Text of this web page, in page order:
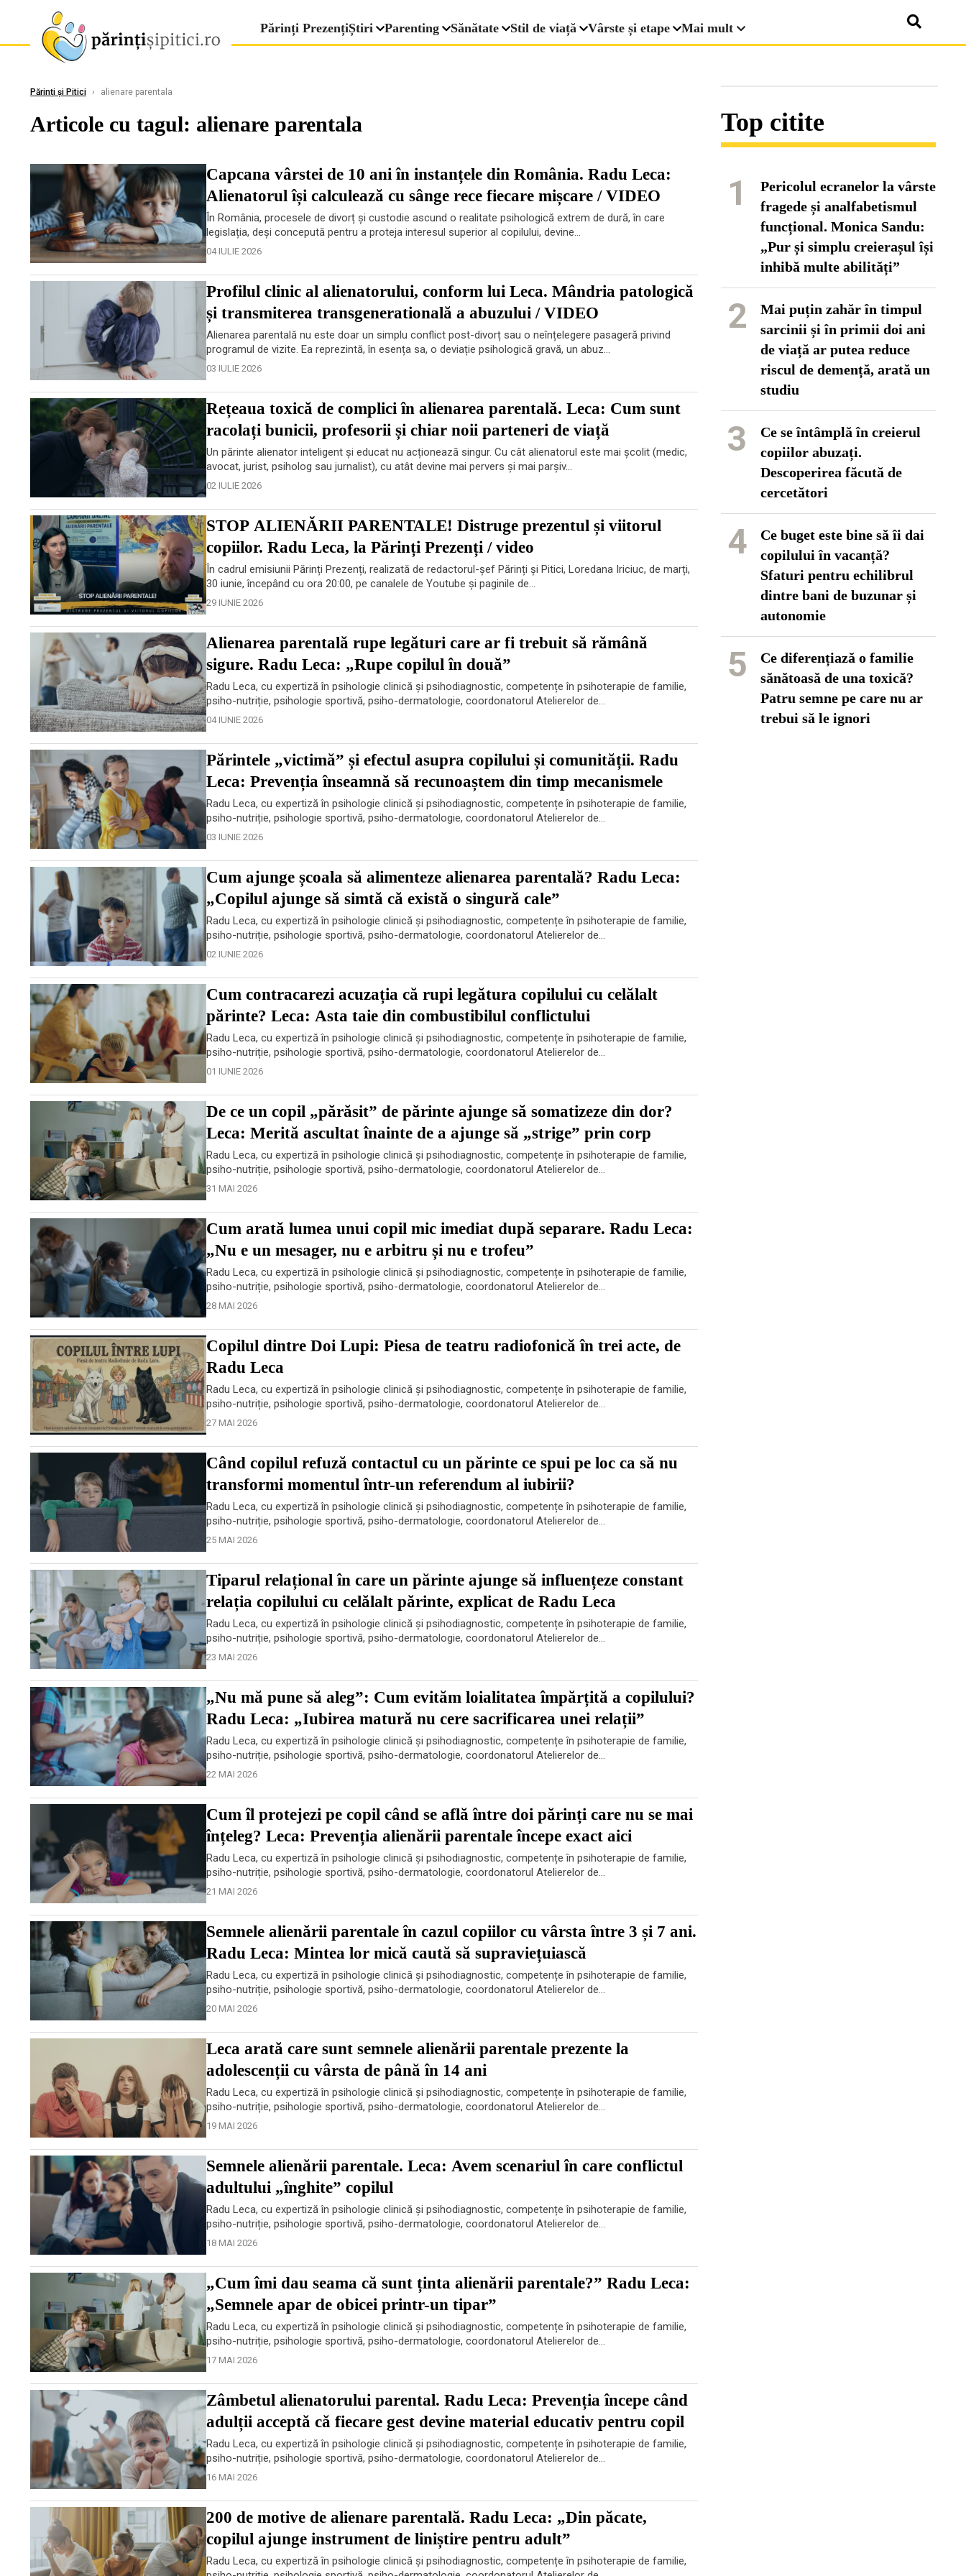
Părinți PrezențiȘtiri Parenting Sănătate Stil de viață Vârste și etape Mai mult
Părinți și Pitici › alienare parentala
Articole cu tagul: alienare parentala
Capcana vârstei de 10 ani în instanțele din România. Radu Leca:
Alienatorul își calculează cu sânge rece fiecare mișcare / VIDEO
În România, procesele de divorț și custodie ascund o realitate psihologică extrem de dură, în care
legislația, deși concepută pentru a proteja interesul superior al copilului, devine...
04 IULIE 2026
Profilul clinic al alienatorului, conform lui Leca. Mândria patologică
și transmiterea transgeneratională a abuzului / VIDEO
Alienarea parentală nu este doar un simplu conflict post-divorț sau o neînțelegere pasageră privind
programul de vizite. Ea reprezintă, în esența sa, o deviație psihologică gravă, un abuz...
03 IULIE 2026
Rețeaua toxică de complici în alienarea parentală. Leca: Cum sunt
racolați bunicii, profesorii și chiar noii parteneri de viață
Un părinte alienator inteligent și educat nu acționează singur. Cu cât alienatorul este mai școlit (medic,
avocat, jurist, psiholog sau jurnalist), cu atât devine mai pervers și mai parșiv...
02 IULIE 2026
STOP ALIENĂRII PARENTALE! Distruge prezentul și viitorul
copiilor. Radu Leca, la Părinți Prezenți / video
În cadrul emisiunii Părinți Prezenți, realizată de redactorul-șef Părinți și Pitici, Loredana Iriciuc, de marți,
30 iunie, începând cu ora 20:00, pe canalele de Youtube și paginile de...
29 IUNIE 2026
Alienarea parentală rupe legături care ar fi trebuit să rămână
sigure. Radu Leca: „Rupe copilul în două”
Radu Leca, cu expertiză în psihologie clinică și psihodiagnostic, competențe în psihoterapie de familie,
psiho-nutriție, psihologie sportivă, psiho-dermatologie, coordonatorul Atelierelor de...
04 IUNIE 2026
Părintele „victimă” și efectul asupra copilului și comunității. Radu
Leca: Prevenția înseamnă să recunoaștem din timp mecanismele
Radu Leca, cu expertiză în psihologie clinică și psihodiagnostic, competențe în psihoterapie de familie,
psiho-nutriție, psihologie sportivă, psiho-dermatologie, coordonatorul Atelierelor de...
03 IUNIE 2026
Cum ajunge școala să alimenteze alienarea parentală? Radu Leca:
„Copilul ajunge să simtă că există o singură cale”
Radu Leca, cu expertiză în psihologie clinică și psihodiagnostic, competențe în psihoterapie de familie,
psiho-nutriție, psihologie sportivă, psiho-dermatologie, coordonatorul Atelierelor de...
02 IUNIE 2026
Cum contracarezi acuzația că rupi legătura copilului cu celălalt
părinte? Leca: Asta taie din combustibilul conflictului
Radu Leca, cu expertiză în psihologie clinică și psihodiagnostic, competențe în psihoterapie de familie,
psiho-nutriție, psihologie sportivă, psiho-dermatologie, coordonatorul Atelierelor de...
01 IUNIE 2026
De ce un copil „părăsit” de părinte ajunge să somatizeze din dor?
Leca: Merită ascultat înainte de a ajunge să „strige” prin corp
Radu Leca, cu expertiză în psihologie clinică și psihodiagnostic, competențe în psihoterapie de familie,
psiho-nutriție, psihologie sportivă, psiho-dermatologie, coordonatorul Atelierelor de...
31 MAI 2026
Cum arată lumea unui copil mic imediat după separare. Radu Leca:
„Nu e un mesager, nu e arbitru și nu e trofeu”
Radu Leca, cu expertiză în psihologie clinică și psihodiagnostic, competențe în psihoterapie de familie,
psiho-nutriție, psihologie sportivă, psiho-dermatologie, coordonatorul Atelierelor de...
28 MAI 2026
Copilul dintre Doi Lupi: Piesa de teatru radiofonică în trei acte, de
Radu Leca
Radu Leca, cu expertiză în psihologie clinică și psihodiagnostic, competențe în psihoterapie de familie,
psiho-nutriție, psihologie sportivă, psiho-dermatologie, coordonatorul Atelierelor de...
27 MAI 2026
Când copilul refuză contactul cu un părinte ce spui pe loc ca să nu
transformi momentul într-un referendum al iubirii?
Radu Leca, cu expertiză în psihologie clinică și psihodiagnostic, competențe în psihoterapie de familie,
psiho-nutriție, psihologie sportivă, psiho-dermatologie, coordonatorul Atelierelor de...
25 MAI 2026
Tiparul relațional în care un părinte ajunge să influențeze constant
relația copilului cu celălalt părinte, explicat de Radu Leca
Radu Leca, cu expertiză în psihologie clinică și psihodiagnostic, competențe în psihoterapie de familie,
psiho-nutriție, psihologie sportivă, psiho-dermatologie, coordonatorul Atelierelor de...
23 MAI 2026
„Nu mă pune să aleg”: Cum evităm loialitatea împărțită a copilului?
Radu Leca: „Iubirea matură nu cere sacrificarea unei relații”
Radu Leca, cu expertiză în psihologie clinică și psihodiagnostic, competențe în psihoterapie de familie,
psiho-nutriție, psihologie sportivă, psiho-dermatologie, coordonatorul Atelierelor de...
22 MAI 2026
Cum îl protejezi pe copil când se află între doi părinți care nu se mai
înțeleg? Leca: Prevenția alienării parentale începe exact aici
Radu Leca, cu expertiză în psihologie clinică și psihodiagnostic, competențe în psihoterapie de familie,
psiho-nutriție, psihologie sportivă, psiho-dermatologie, coordonatorul Atelierelor de...
21 MAI 2026
Semnele alienării parentale în cazul copiilor cu vârsta între 3 și 7 ani.
Radu Leca: Mintea lor mică caută să supraviețuiască
Radu Leca, cu expertiză în psihologie clinică și psihodiagnostic, competențe în psihoterapie de familie,
psiho-nutriție, psihologie sportivă, psiho-dermatologie, coordonatorul Atelierelor de...
20 MAI 2026
Leca arată care sunt semnele alienării parentale prezente la
adolescenții cu vârsta de până în 14 ani
Radu Leca, cu expertiză în psihologie clinică și psihodiagnostic, competențe în psihoterapie de familie,
psiho-nutriție, psihologie sportivă, psiho-dermatologie, coordonatorul Atelierelor de...
19 MAI 2026
Semnele alienării parentale. Leca: Avem scenariul în care conflictul
adultului „înghite” copilul
Radu Leca, cu expertiză în psihologie clinică și psihodiagnostic, competențe în psihoterapie de familie,
psiho-nutriție, psihologie sportivă, psiho-dermatologie, coordonatorul Atelierelor de...
18 MAI 2026
„Cum îmi dau seama că sunt ținta alienării parentale?” Radu Leca:
„Semnele apar de obicei printr-un tipar”
Radu Leca, cu expertiză în psihologie clinică și psihodiagnostic, competențe în psihoterapie de familie,
psiho-nutriție, psihologie sportivă, psiho-dermatologie, coordonatorul Atelierelor de...
17 MAI 2026
Zâmbetul alienatorului parental. Radu Leca: Prevenția începe când
adulții acceptă că fiecare gest devine material educativ pentru copil
Radu Leca, cu expertiză în psihologie clinică și psihodiagnostic, competențe în psihoterapie de familie,
psiho-nutriție, psihologie sportivă, psiho-dermatologie, coordonatorul Atelierelor de...
16 MAI 2026
200 de motive de alienare parentală. Radu Leca: „Din păcate,
copilul ajunge instrument de liniștire pentru adult”
Radu Leca, cu expertiză în psihologie clinică și psihodiagnostic, competențe în psihoterapie de familie,
Top citite
1
Pericolul ecranelor la vârste
fragede și analfabetismul
funcțional. Monica Sandu:
„Pur și simplu creierașul își
inhibă multe abilități”
2
Mai puțin zahăr în timpul
sarcinii și în primii doi ani
de viață ar putea reduce
riscul de demență, arată un
studiu
3
Ce se întâmplă în creierul
copiilor abuzați.
Descoperirea făcută de
cercetători
4
Ce buget este bine să îi dai
copilului în vacanță?
Sfaturi pentru echilibrul
dintre bani de buzunar și
autonomie
5
Ce diferențiază o familie
sănătoasă de una toxică?
Patru semne pe care nu ar
trebui să le ignori